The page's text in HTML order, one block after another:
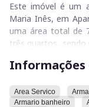
Este imóvel é um
Maria Inês, em
uma área total de
três quartos, sendo
independente e
Informações
Area Servico
Armario banheiro